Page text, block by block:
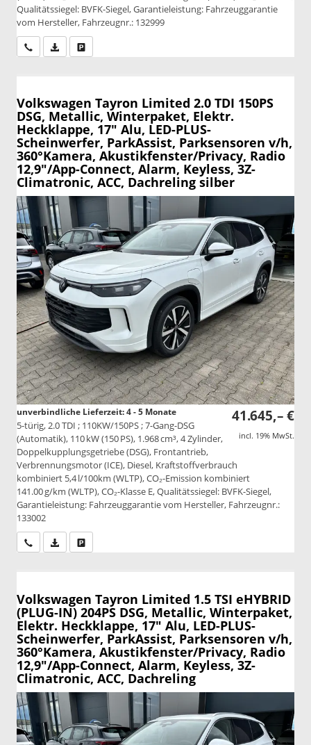
Qualitätssiegel: BVFK-Siegel, Garantieleistung: Fahrzeuggarantie
vom Hersteller, Fahrzeugnr.: 132999
Wir rufen Sie anPDF-Datei, Fahrzeugexposé drucken
Volkswagen Tayron Limited 2.0 TDI 150PS
DSG, Metallic, Winterpaket, Elektr.
Heckklappe, 17" Alu, LED-PLUS-
Scheinwerfer, ParkAssist, Parksensoren v/h,
360°Kamera, Akustikfenster/Privacy, Radio
12,9"/App-Connect, Alarm, Keyless, 3Z-
Climatronic, ACC, Dachreling silber
41.645,– €
incl. 19% MwSt.
unverbindliche Lieferzeit: 4 - 5 Monate
5-türig, 2.0 TDI ; 110KW/150PS ; 7-Gang-DSG
(Automatik), 110 kW (150 PS), 1.968 cm³, 4 Zylinder,
Doppelkupplungsgetriebe (DSG), Frontantrieb,
Verbrennungsmotor (ICE), Diesel, Kraftstoffverbrauch
kombiniert 5,4 l/100km (WLTP), CO₂-Emission kombiniert
141.00 g/km (WLTP), CO₂-Klasse E, Qualitätssiegel: BVFK-Siegel,
Garantieleistung: Fahrzeuggarantie vom Hersteller, Fahrzeugnr.:
133002
Wir rufen Sie anPDF-Datei, Fahrzeugexposé drucken
Volkswagen Tayron Limited 1.5 TSI eHYBRID
(PLUG-IN) 204PS DSG, Metallic, Winterpaket,
Elektr. Heckklappe, 17" Alu, LED-PLUS-
Scheinwerfer, ParkAssist, Parksensoren v/h,
360°Kamera, Akustikfenster/Privacy, Radio
12,9"/App-Connect, Alarm, Keyless, 3Z-
Climatronic, ACC, Dachreling